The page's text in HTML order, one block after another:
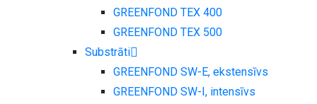
GREENFOND TEX 400
GREENFOND TEX 500
Substrāti
GREENFOND SW-E, ekstensīvs
GREENFOND SW-I, intensīvs